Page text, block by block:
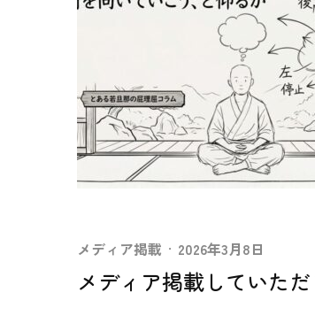
メディア掲載 · 2026年3月8日
メディア掲載していただ